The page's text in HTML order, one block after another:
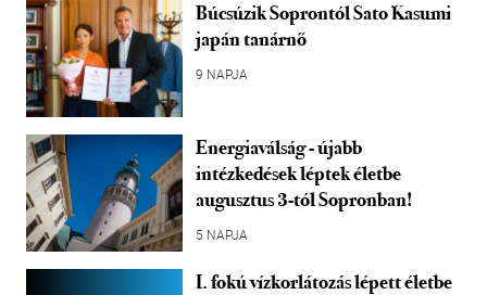
Búcsúzik Soprontól Sato Kasumi
japán tanárnő
9 NAPJA
Energiaválság - újabb
intézkedések léptek életbe
augusztus 3-tól Sopronban!
5 NAPJA
I. fokú vízkorlátozás lépett életbe